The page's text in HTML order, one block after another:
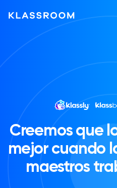
Nuestra historia
Nuestros servicios
APLICACIONES Y HERRAMIENTAS
Klassly (ex Klassroom)
La aplicación para
Klassboard (para
El tablero para las
School app
Creemos que
mejor cuando
maestros